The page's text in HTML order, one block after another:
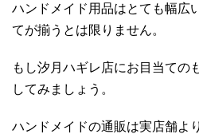
ハンドメイド用品はとても幅広
てが揃うとは限りません。
もし汐月ハギレ店にお目当ての
してみましょう。
ハンドメイドの通販は実店舗よ